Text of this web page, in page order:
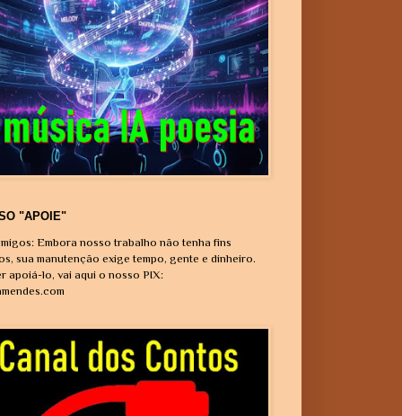
"APOIE"
Embora nosso trabalho não tenha fins
sua manutenção exige tempo, gente e dinheiro.
apoiá-lo, vai aqui o nosso PIX: